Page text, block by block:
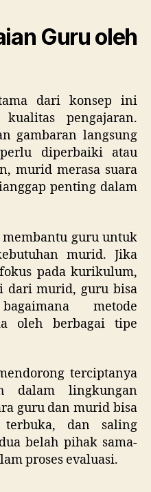
Guru oleh
dari konsep ini
pengajaran.
gambaran langsung
diperbaiki atau
murid merasa suara
penting dalam
guru untuk
murid. Jika
pada kurikulum,
dari murid, guru bisa
metode
oleh berbagai tipe
terciptanya
dalam lingkungan
guru dan murid bisa
dan saling
belah pihak sama-
proses evaluasi.